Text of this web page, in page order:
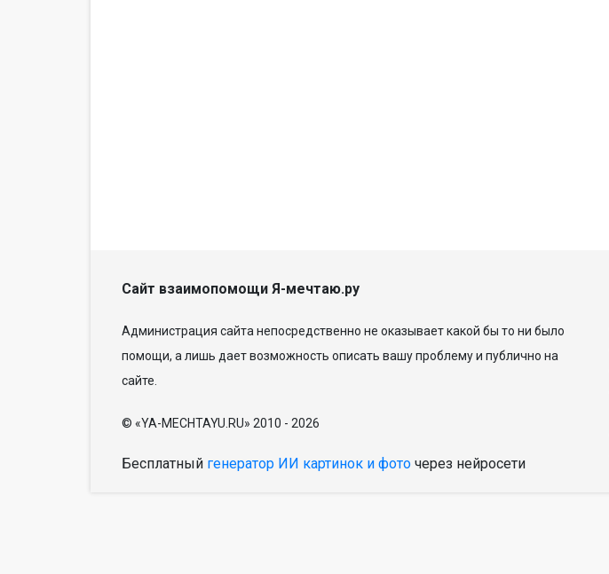
Сайт взаимопомощи Я-мечтаю.ру
Администрация сайта непосредственно не оказывает какой бы то ни было
помощи, а лишь дает возможность описать вашу проблему и публично на
сайте.
© «YA-MECHTAYU.RU» 2010 - 2026
Бесплатный генератор ИИ картинок и фото через нейросети